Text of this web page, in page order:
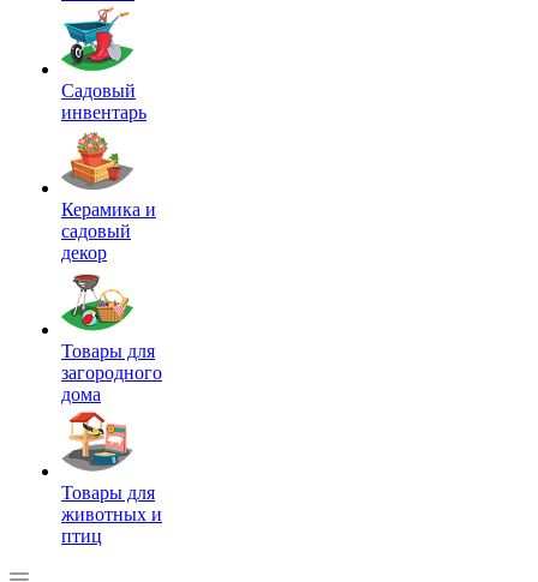
Садовый
инвентарь
Керамика и
садовый
декор
Товары для
загородного
дома
Товары для
животных и
птиц